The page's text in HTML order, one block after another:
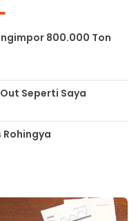
800.000 Ton
Seperti Saya